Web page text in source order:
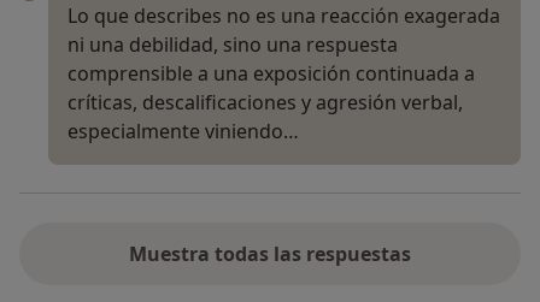
Lo que describes no es una reacción exagerada
ni una debilidad, sino una respuesta
comprensible a una exposición continuada a
críticas, descalificaciones y agresión verbal,
especialmente viniendo…
Muestra todas las respuestas